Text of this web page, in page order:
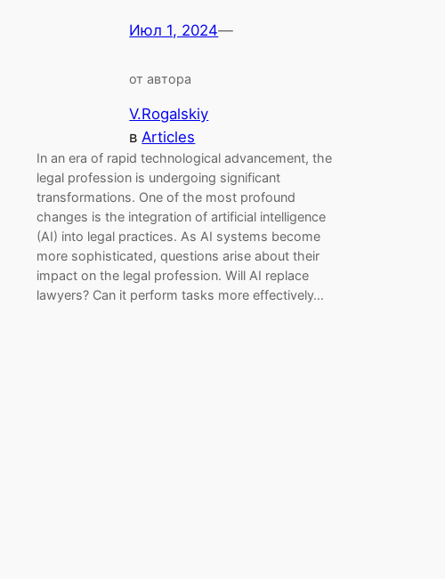
Июл 1, 2024—
от автора
V.Rogalskiy
в Articles
In an era of rapid technological advancement, the
legal profession is undergoing significant
transformations. One of the most profound
changes is the integration of artificial intelligence
(AI) into legal practices. As AI systems become
more sophisticated, questions arise about their
impact on the legal profession. Will AI replace
lawyers? Can it perform tasks more effectively…